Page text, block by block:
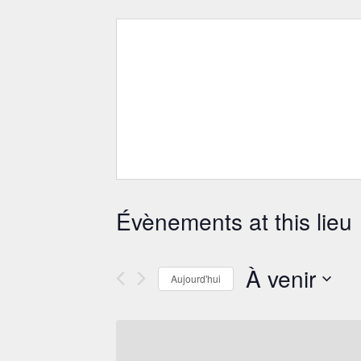
Évènements at this lieu
Aujourd'hui À venir